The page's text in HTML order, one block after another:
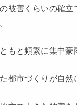
被害くらいの確
もと頻繁に集中豪
都市づくりが自然